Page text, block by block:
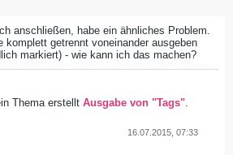
anschließen, habe ein ähnliches Problem.
komplett getrennt voneinander ausgeben
markiert) - wie kann ich das machen?
Thema erstellt Ausgabe von "Tags".
16.07.2015, 07:33